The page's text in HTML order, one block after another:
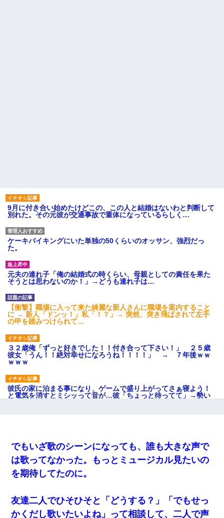
9月に付き合い始めたけどこの、この人と結婚はないわと判断して
別れた。その元彼が交通事故で重体になっているらしく…
ケーキバイキングにいた単独の50くらいのオッサン、強烈だっ
た。
元夫の連れ子「俺の結婚式の時くらい、母親としての責任を果た
そうとは思わないのか！」→どうも連れ子は…
【衝撃】職場に入って来た綺麗な新人さんに職場を案内すること
に → 新人「ドンッ！」私「！？」→ 突然、突き飛ばされて左手
の甲を踏みつけられて…
３２歳俺「ずっと好きでした！！付き合って下さい！」 ２５歳
彼女「うん！！絶対幸せになろうね！！！！」 → ７年後ｗｗ
ｗｗｗ
彼氏の家に泊まる事になり、ゲームで盛り上がってさぁ寝よう！
と電気を消すとミシッって音が…彼「ちょっと待ってて」→勢い
ずっとニートだと思ってた同居の義弟が投資で旦那より稼いでる
とか知らなかった…
テレワーク上司「会議中はカメラ付けろ！」女社員「え、事前連
絡無しは無理」上司「いいから付けろ！」→
でもいざ歌のシーンになっても、誰も大きな声で
は歌ってなかった。もっとミュージカル見たいの
を期待してたのに。
友達二人でひそひそと「どうする？」「でもせっ
かくだし歌いたいよね」って相談して、二人で声